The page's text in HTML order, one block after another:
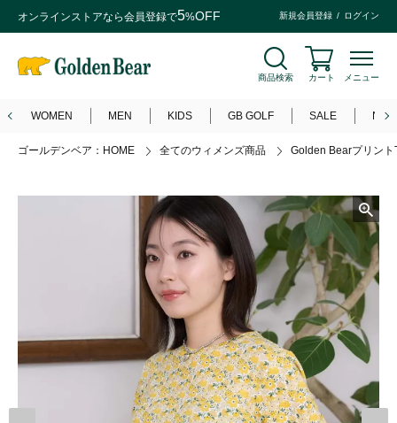
オンラインストアなら会員登録で5%OFF 新規会員登録 ログイン
商品検索 カート メニュー
WOMEN MEN KIDS GB GOLF SALE
ゴールデンベア：HOME 全てのウィメンズ商品 Golden Bearプリント